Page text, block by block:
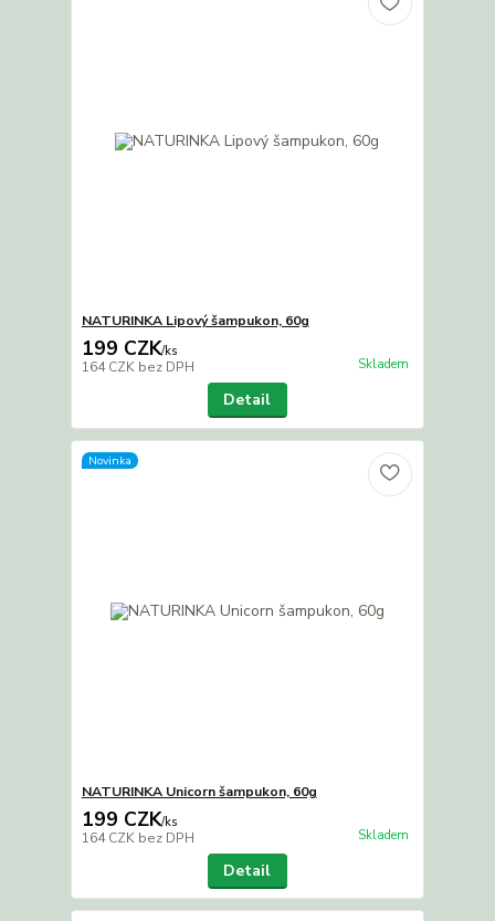
NATURINKA Lipový šampukon, 60g
199 CZK/ks
164 CZK bez DPH Skladem
Detail
Novinka
NATURINKA Unicorn šampukon, 60g
199 CZK/ks
164 CZK bez DPH Skladem
Detail